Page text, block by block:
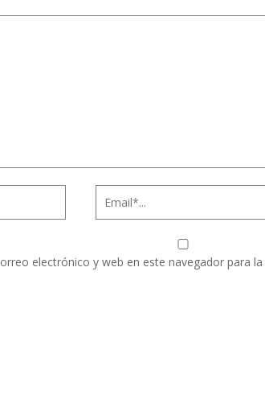
electrónico y web en este navegador para